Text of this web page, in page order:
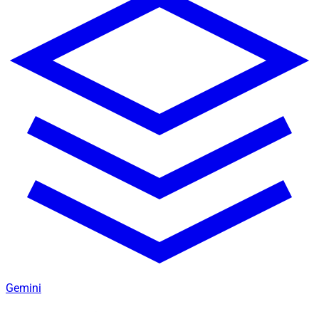
Gemini